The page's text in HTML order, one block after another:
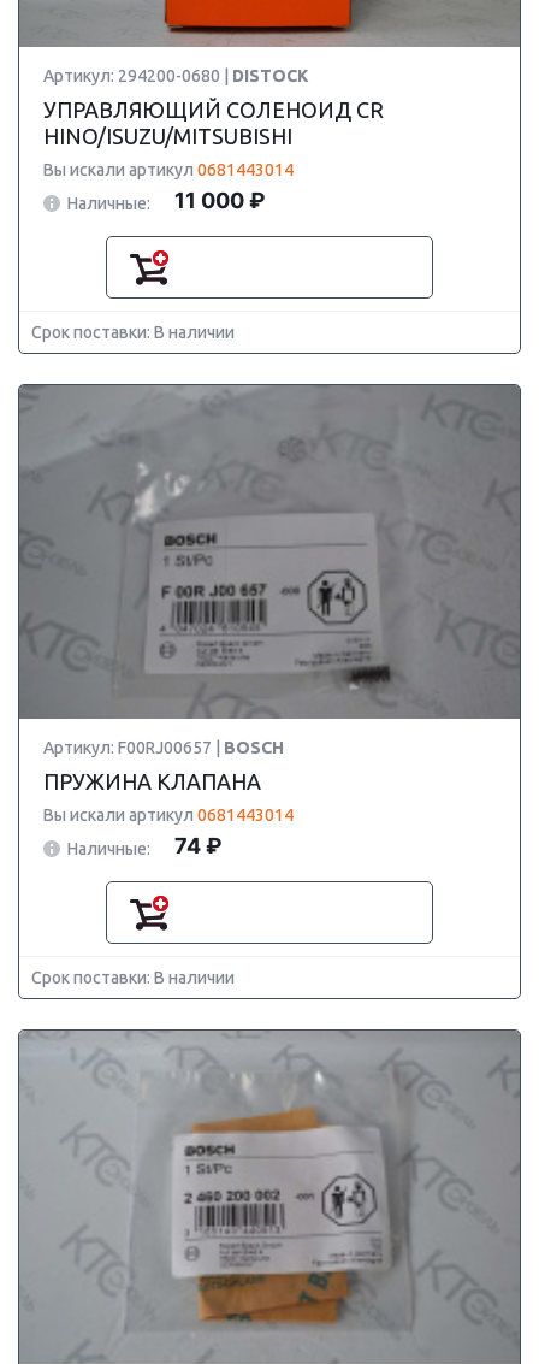
Артикул: 294200-0680 | DISTOCK
УПРАВЛЯЮЩИЙ СОЛЕНОИД CR
HINO/ISUZU/MITSUBISHI
Вы искали артикул 0681443014
Наличные:
11 000 ₽
Срок поставки: В наличии
Артикул: F00RJ00657 | BOSCH
ПРУЖИНА КЛАПАНА
Вы искали артикул 0681443014
Наличные:
74 ₽
Срок поставки: В наличии